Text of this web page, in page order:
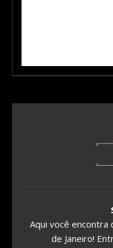
Aqui você encontra
de Janeiro!